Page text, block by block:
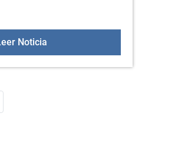
Noticia
Use TAB para desplazarse.